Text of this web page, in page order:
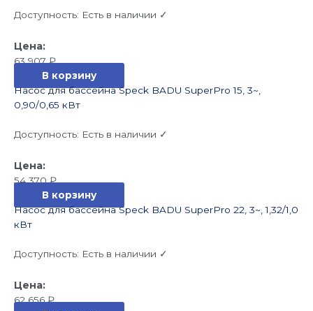
Доступность: Есть в наличии ✓
63 907₽
В корзину
Насос для бассейна Speck BADU SuperPro 15, 3~,
0,90/0,65 кВт
Доступность: Есть в наличии ✓
54 370₽
В корзину
Насос для бассейна Speck BADU SuperPro 22, 3~, 1,32/1,0
кВт
Доступность: Есть в наличии ✓
62 656₽